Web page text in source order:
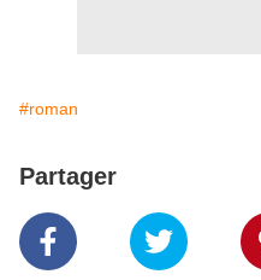
#roman
Partager